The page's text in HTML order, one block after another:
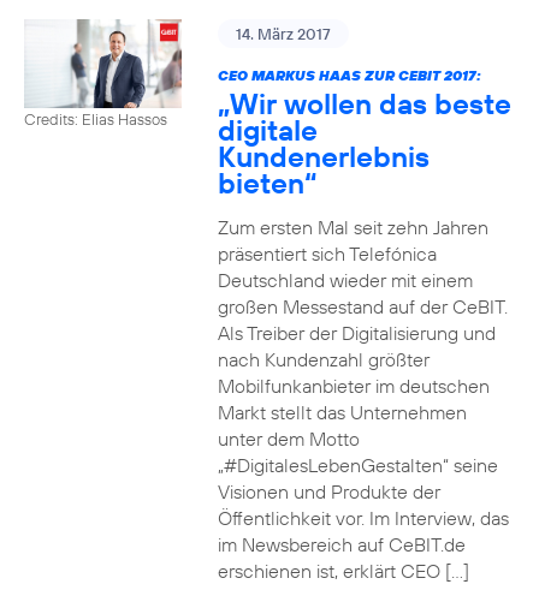
Credits: Elias Hassos
14. März 2017
CEO MARKUS HAAS ZUR CEBIT 2017:
„Wir wollen das beste
digitale
Kundenerlebnis
bieten“
Zum ersten Mal seit zehn Jahren
präsentiert sich Telefónica
Deutschland wieder mit einem
großen Messestand auf der CeBIT.
Als Treiber der Digitalisierung und
nach Kundenzahl größter
Mobilfunkanbieter im deutschen
Markt stellt das Unternehmen
unter dem Motto
„#DigitalesLebenGestalten“ seine
Visionen und Produkte der
Öffentlichkeit vor. Im Interview, das
im Newsbereich auf CeBIT.de
erschienen ist, erklärt CEO […]